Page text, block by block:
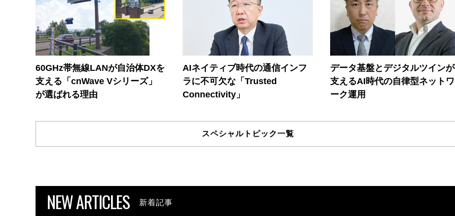
60GHz帯無線LANが自治体DXを
支える「cnWave Vシリーズ」
が選ばれる理由
AIネイティブ時代の通信インフ
ラに不可欠な「Trusted
Connectivity」
データ基盤とデジタルツインが
支えるAI時代の自律型ネットワ
ーク運用
スペシャルトピック一覧
NEW ARTICLES 新着記事